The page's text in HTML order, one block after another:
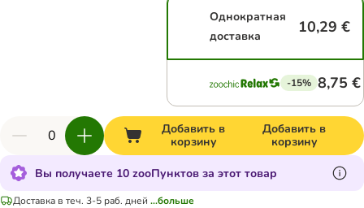
Однократная
доставка
10,29 €
-15% 8,75 €
Добавить в
корзину
Добавить в
корзину
Вы получаете 10 zooПунктов за этот товар
Доставка в теч. 3-5 раб. дней ...больше